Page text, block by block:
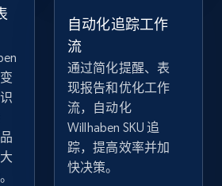
on products using
Seller name, Seller rating,
Root category, and
立即开始
自动化追踪工作
流
通过简化提醒、表
现报告和优化工作
流，自动化
Willhaben SKU 追
踪，提高效率并加
快决策。